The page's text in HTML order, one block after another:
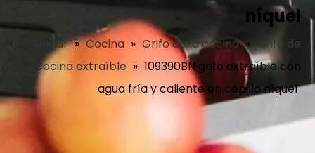
níquel
Hogar » Cocina » Grifo de la cocina » Grifo de
cocina extraíble » 109390BN grifo extraíble con
agua fría y caliente en cepillo níquel